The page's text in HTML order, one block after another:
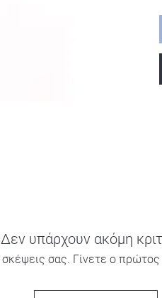
Δεν υπάρχουν ακόμη
σκέψεις σας. Γίνετε ο